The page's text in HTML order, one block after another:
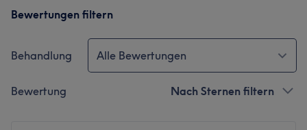
Bewertungen filtern
Behandlung Alle Bewertungen
Bewertung Nach Sternen filtern